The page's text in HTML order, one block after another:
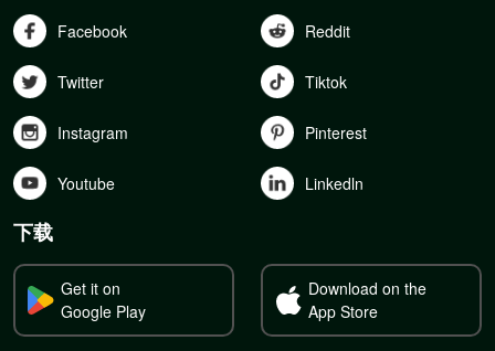
Facebook Reddit
Twitter Tiktok
Instagram Pinterest
Youtube Linkedln
下载
Get it on
Google Play
Download on the
App Store